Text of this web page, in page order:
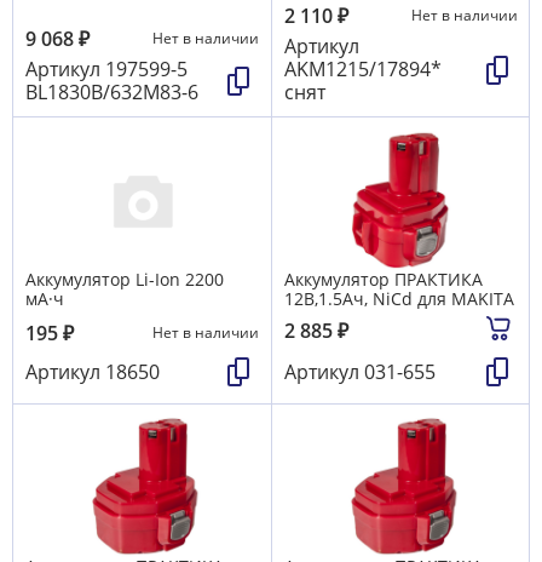
9 068₽ Нет в наличии
Артикул 197599-5
BL1830B/632M83-6
2 110₽ Нет в наличии
Артикул
AKM1215/17894*
снят
Аккумулятор Li-Ion 2200
мА·ч
195₽ Нет в наличии
Артикул 18650
Аккумулятор ПРАКТИКА
12B,1.5Aч, NiCd для MAKITA
2 885₽
Артикул 031-655